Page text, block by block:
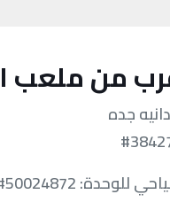
من ملعب
جده
للوحدة: